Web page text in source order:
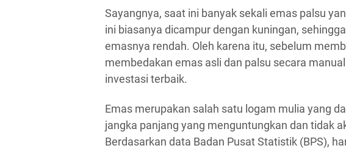
Sayangnya, saat ini banyak sekali emas palsu
ini biasanya dicampur dengan kuningan,
emasnya rendah. Oleh karena itu, sebelum
membedakan emas asli dan palsu secara
investasi terbaik.
Emas merupakan salah satu logam mulia yang
jangka panjang yang menguntungkan dan tidak
Berdasarkan data Badan Pusat Statistik (BPS),